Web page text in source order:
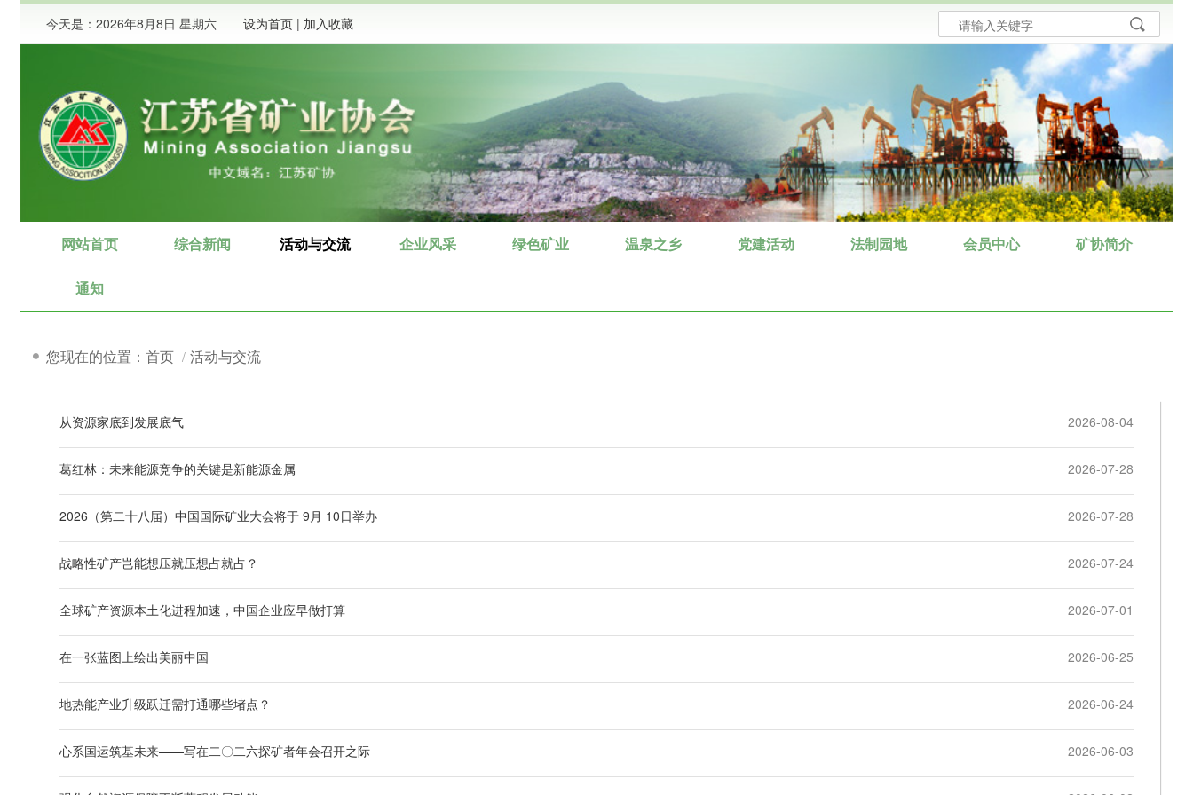
今天是： 2026年8月8日 星期六 设为首页 | 加入收藏
网站首页
综合新闻
矿业新闻
活动与交流
企业风采 绿色矿业 温泉之乡 党建活动
法制园地
会员中心
矿协简介
理事会成员
专业委员会
专家库
通知
您现在的位置：首页 活动与交流
从资源家底到发展底气 2026-08-04
葛红林：未来能源竞争的关键是新能源金属 2026-07-28
2026（第二十八届）中国国际矿业大会将于 9月 10日举办 2026-07-28
战略性矿产岂能想压就压想占就占？ 2026-07-24
全球矿产资源本土化进程加速，中国企业应早做打算 2026-07-01
在一张蓝图上绘出美丽中国 2026-06-25
地热能产业升级跃迁需打通哪些堵点？ 2026-06-24
心系国运筑基未来——写在二〇二六探矿者年会召开之际 2026-06-03